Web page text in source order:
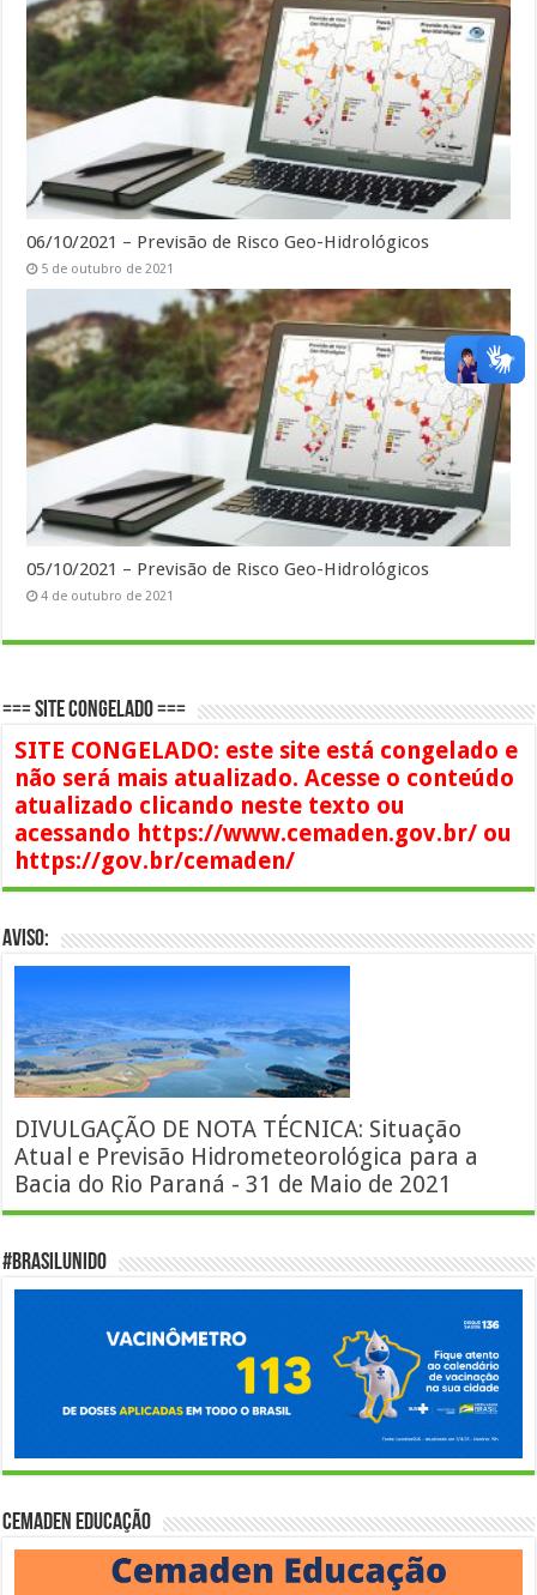
06/10/2021 – Previsão de Risco Geo-Hidrológicos
5 de outubro de 2021
05/10/2021 – Previsão de Risco Geo-Hidrológicos
4 de outubro de 2021
=== SITE CONGELADO ===
SITE CONGELADO: este site está congelado e
não será mais atualizado. Acesse o conteúdo
atualizado clicando neste texto ou
acessando https://www.cemaden.gov.br/ ou
https://gov.br/cemaden/
AVISO:
DIVULGAÇÃO DE NOTA TÉCNICA: Situação
Atual e Previsão Hidrometeorológica para a
Bacia do Rio Paraná - 31 de Maio de 2021
#BrasilUnido
Cemaden Educação